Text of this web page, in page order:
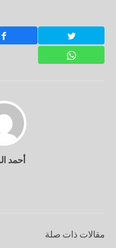
أحمد
مقالات ذات صلة